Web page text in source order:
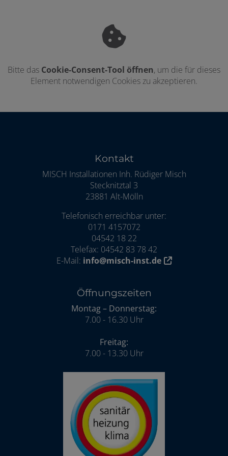
Bitte das Cookie-Consent-Tool öffnen, um die für dieses
Element notwendigen Cookies zu akzeptieren.
Kontakt
MISCH Installationen Inh. Rüdiger Misch
Stecknitztal 3
23881 Alt-Mölln
Telefonisch erreichbar unter:
0171 4157072
04542 18 22
Telefax: 04542 83 78 42
E-Mail: info@misch-inst.de
Öffnungszeiten
Montag – Donnerstag:
7.00 - 16.30 Uhr
Freitag:
7.00 - 13.30 Uhr